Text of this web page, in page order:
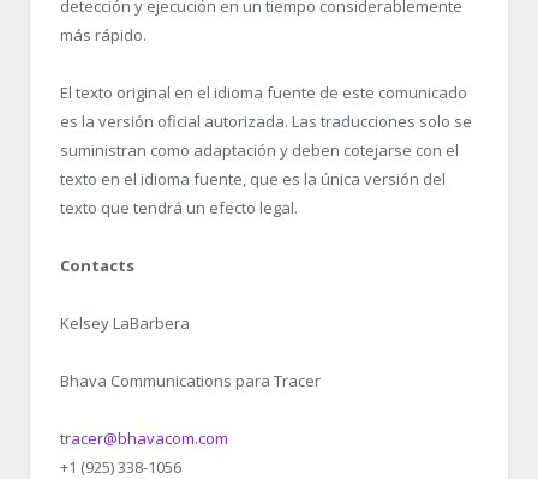
detección y ejecución en un tiempo considerablemente
más rápido.
El texto original en el idioma fuente de este comunicado
es la versión oficial autorizada. Las traducciones solo se
suministran como adaptación y deben cotejarse con el
texto en el idioma fuente, que es la única versión del
texto que tendrá un efecto legal.
Contacts
Kelsey LaBarbera
Bhava Communications para Tracer
tracer@bhavacom.com
+1 (925) 338-1056